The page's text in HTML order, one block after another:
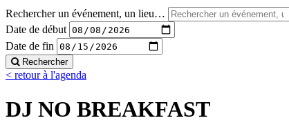
Rechercher un événement, un lieu…
Date de début
Date de fin
Rechercher
< retour à l'agenda
DJ NO BREAKFAST